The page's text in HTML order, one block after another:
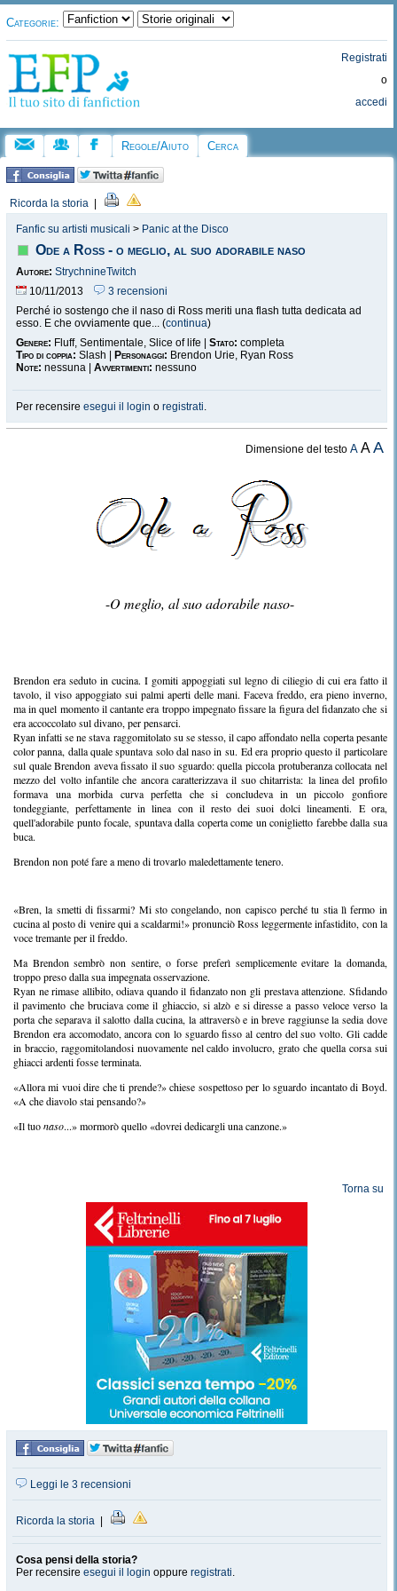
Categorie:
Registrati
o
accedi
Regole/Aiuto Cerca
Ricorda la storia
Fanfic su artisti musicali > Panic at the Disco
Ode a Ross - o meglio, al suo adorabile naso
Autore: StrychnineTwitch
10/11/2013
3 recensioni
Perché io sostengo che il naso di Ross meriti una flash tutta dedicata ad
esso. E che ovviamente que... (continua)
Genere: Fluff, Sentimentale, Slice of life | Stato: completa
Tipo di coppia: Slash | Personaggi: Brendon Urie, Ryan Ross
Note: nessuna | Avvertimenti: nessuno
Per recensire esegui il login o registrati.
Dimensione del testoA AA
-O meglio, al suo adorabile naso-
Brendon era seduto in cucina. I gomiti appoggiati sul legno di ciliegio di cui era fatto il
tavolo, il viso appoggiato sui palmi aperti delle mani. Faceva freddo, era pieno inverno,
ma in quel momento il cantante era troppo impegnato fissare la figura del fidanzato che si
era accoccolato sul divano, per pensarci.
Ryan infatti se ne stava raggomitolato su se stesso, il capo affondato nella coperta pesante
color panna, dalla quale spuntava solo dal naso in su. Ed era proprio questo il particolare
sul quale Brendon aveva fissato il suo sguardo: quella piccola protuberanza collocata nel
mezzo del volto infantile che ancora caratterizzava il suo chitarrista: la linea del profilo
formava una morbida curva perfetta che si concludeva in un piccolo gonfiore
tondeggiante, perfettamente in linea con il resto dei suoi dolci lineamenti. E ora,
quell'adorabile punto focale, spuntava dalla coperta come un coniglietto farebbe dalla sua
buca.
Brendon non poté fare a meno di trovarlo maledettamente tenero.
«Bren, la smetti di fissarmi? Mi sto congelando, non capisco perché tu stia lì fermo in
cucina al posto di venire qui a scaldarmi!» pronunciò Ross leggermente infastidito, con la
voce tremante per il freddo.
Ma Brendon sembrò non sentire, o forse preferì semplicemente evitare la domanda,
troppo preso dalla sua impegnata osservazione.
Ryan ne rimase allibito, odiava quando il fidanzato non gli prestava attenzione. Sfidando
il pavimento che bruciava come il ghiaccio, si alzò e si diresse a passo veloce verso la
porta che separava il salotto dalla cucina, la attraversò e in breve raggiunse la sedia dove
Brendon era accomodato, ancora con lo sguardo fisso al centro del suo volto. Gli cadde
in braccio, raggomitolandosi nuovamente nel caldo involucro, grato che quella corsa sui
ghiacci ardenti fosse terminata.
«Allora mi vuoi dire che ti prende?» chiese sospettoso per lo sguardo incantato di Boyd.
«A che diavolo stai pensando?»
«Il tuonaso...» mormorò quello «dovrei dedicargli una canzone.»
Torna su
Leggi le 3 recensioni
Ricorda la storia
Cosa pensi della storia?
Per recensire esegui il login oppure registrati.